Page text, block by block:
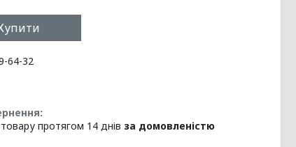
64-32
протягом 14 днів за домовленістю